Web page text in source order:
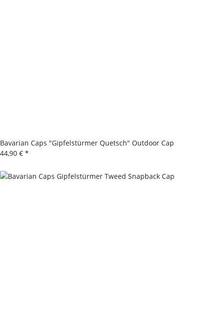
Bavarian Caps "Gipfelstürmer Quetsch" Outdoor Cap
44,90 € *